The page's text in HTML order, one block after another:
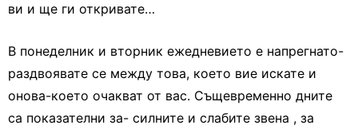
ви и ще ги откривате…
В понеделник и вторник ежедневието е напрегнато-
раздвоявате се между това, което вие искате и
онова-което очакват от вас. Същевременно дните
са показателни за- силните и слабите звена , за